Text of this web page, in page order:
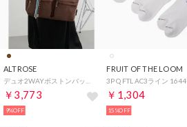
ALTROSE
￥3,773
9%OFF
FRUIT OF THE LOOM
￥1,304
15%OFF